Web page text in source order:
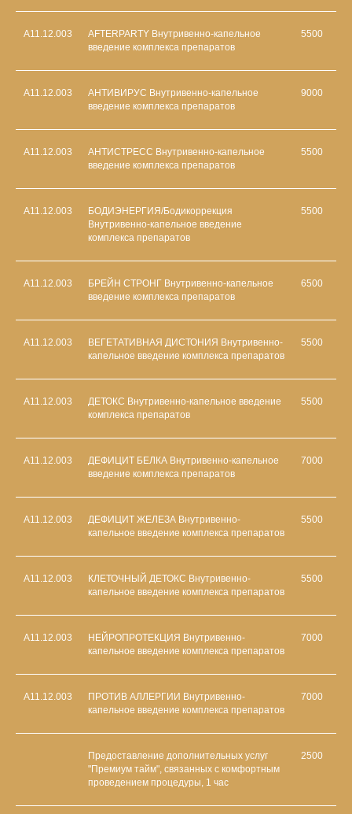
A11.12.003
AFTERPARTY Внутривенно-капельное
введение комплекса препаратов
5500
A11.12.003
АНТИВИРУС Внутривенно-капельное
введение комплекса препаратов
9000
A11.12.003
АНТИСТРЕСС Внутривенно-капельное
введение комплекса препаратов
5500
A11.12.003
БОДИЭНЕРГИЯ/Бодикоррекция
Внутривенно-капельное введение
комплекса препаратов
5500
A11.12.003
БРЕЙН СТРОНГ Внутривенно-капельное
введение комплекса препаратов
6500
A11.12.003
ВЕГЕТАТИВНАЯ ДИСТОНИЯ Внутривенно-
капельное введение комплекса препаратов
5500
A11.12.003
ДЕТОКС Внутривенно-капельное введение
комплекса препаратов
5500
A11.12.003
ДЕФИЦИТ БЕЛКА Внутривенно-капельное
введение комплекса препаратов
7000
A11.12.003
ДЕФИЦИТ ЖЕЛЕЗА Внутривенно-
капельное введение комплекса препаратов
5500
A11.12.003
КЛЕТОЧНЫЙ ДЕТОКС Внутривенно-
капельное введение комплекса препаратов
5500
A11.12.003
НЕЙРОПРОТЕКЦИЯ Внутривенно-
капельное введение комплекса препаратов
7000
A11.12.003
ПРОТИВ АЛЛЕРГИИ Внутривенно-
капельное введение комплекса препаратов
7000
Предоставление дополнительных услуг
"Премиум тайм", связанных с комфортным
проведением процедуры, 1 час
2500